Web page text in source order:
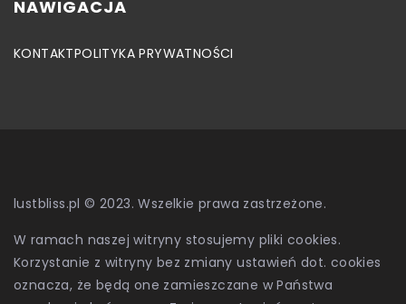
NAWIGACJA
KONTAKTPOLITYKA PRYWATNOŚCI
lustbliss.pl © 2023. Wszelkie prawa zastrzeżone.
W ramach naszej witryny stosujemy pliki cookies.
Korzystanie z witryny bez zmiany ustawień dot. cookies
oznacza, że będą one zamieszczane w Państwa